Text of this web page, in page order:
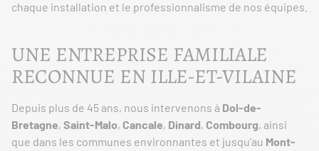
chaque installation et le professionnalisme de nos équipes.
UNE ENTREPRISE FAMILIALE
RECONNUE EN ILLE-ET-VILAINE
Depuis plus de 45 ans, nous intervenons à Dol-de-
Bretagne, Saint-Malo, Cancale, Dinard, Combourg, ainsi
que dans les communes environnantes et jusqu’au Mont-